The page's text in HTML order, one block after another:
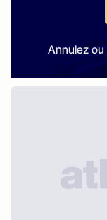
Annulez